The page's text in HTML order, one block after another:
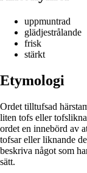
uppmuntrad
glädjestrålande
frisk
stärkt
Etymologi
Ordet tilltufsad
liten tofs eller
ordet en innebörd av
tofsar eller liknande
beskriva något som
sätt.